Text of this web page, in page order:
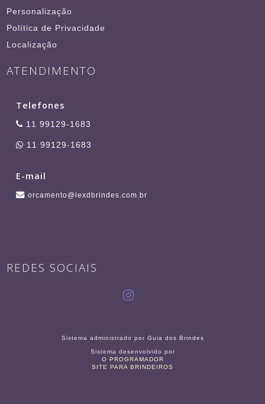
Personalização
Política de Privacidade
Localização
ATENDIMENTO
Telefones
11 99129-1683
11 99129-1683
E-mail
orcamento@lexdbrindes.com.br
REDES SOCIAIS
Sistema administrado por Guia dos Brindes
Sistema desenvolvido por
O PROGRAMADOR
SITE PARA BRINDEIROS